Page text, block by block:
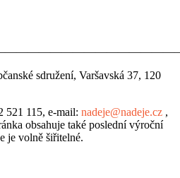
sdružení, Varšavská 37, 120
521 115, e-mail: nadeje@nadeje.cz ,
obsahuje také poslední výroční
je volně šiřitelné.